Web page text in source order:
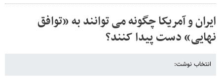
ایران و آمریکا چگونه می توانند به «توافق
نهایی» دست پیدا کنند؟
انتخاب نوشت: